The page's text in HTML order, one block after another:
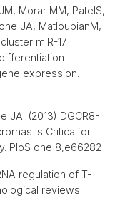
Morar MM, PatelS,
JA, MatloubianM,
miR-17
expression.
JA. (2013) DGCR8-
Is Criticalfor
PloS one 8,e66282
regulation of T-
reviews